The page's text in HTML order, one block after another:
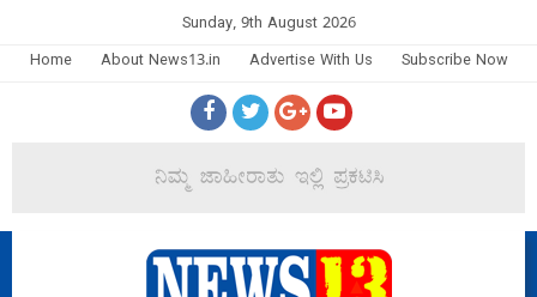
Sunday, 9th August 2026
Home
About News13.in Advertise With Us Subscribe Now